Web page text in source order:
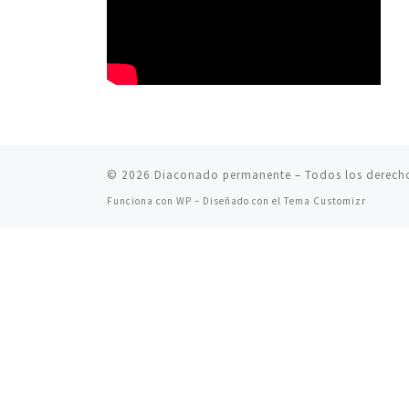
© 2026 Diaconado permanente – Todos los
Funciona con WP – Diseñado con el Tema Customizr